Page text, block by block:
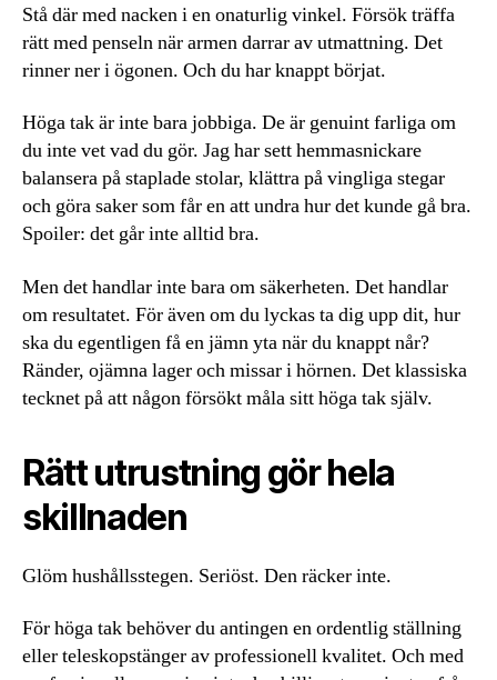
Stå där med nacken i en onaturlig vinkel. Försök träffa
rätt med penseln när armen darrar av utmattning. Det
rinner ner i ögonen. Och du har knappt börjat.
Höga tak är inte bara jobbiga. De är genuint farliga om
du inte vet vad du gör. Jag har sett hemmasnickare
balansera på staplade stolar, klättra på vingliga stegar
och göra saker som får en att undra hur det kunde gå bra.
Spoiler: det går inte alltid bra.
Men det handlar inte bara om säkerheten. Det handlar
om resultatet. För även om du lyckas ta dig upp dit, hur
ska du egentligen få en jämn yta när du knappt når?
Ränder, ojämna lager och missar i hörnen. Det klassiska
tecknet på att någon försökt måla sitt höga tak själv.
Rätt utrustning gör hela
skillnaden
Glöm hushållsstegen. Seriöst. Den räcker inte.
För höga tak behöver du antingen en ordentlig ställning
eller teleskopstänger av professionell kvalitet. Och med